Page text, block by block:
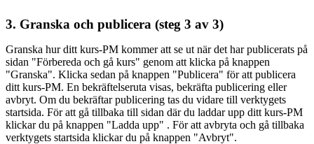
3. Granska och publicera (steg 3 av 3)
Granska hur ditt kurs-PM kommer att se ut när det har publicerats på
sidan "Förbereda och gå kurs" genom att klicka på knappen
"Granska". Klicka sedan på knappen "Publicera" för att publicera
ditt kurs-PM. En bekräftelseruta visas, bekräfta publicering eller
avbryt. Om du bekräftar publicering tas du vidare till verktygets
startsida. För att gå tillbaka till sidan där du laddar upp ditt kurs-PM
klickar du på knappen "Ladda upp" . För att avbryta och gå tillbaka
verktygets startsida klickar du på knappen "Avbryt".